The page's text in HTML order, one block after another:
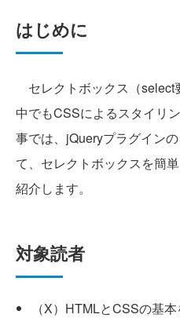
はじめに
セレクトボックス（select
中でもCSSによるスタイリ
事では、jQueryプラグイン
て、セレクトボックスを簡
紹介します。
対象読者
（X）HTMLとCSSの基